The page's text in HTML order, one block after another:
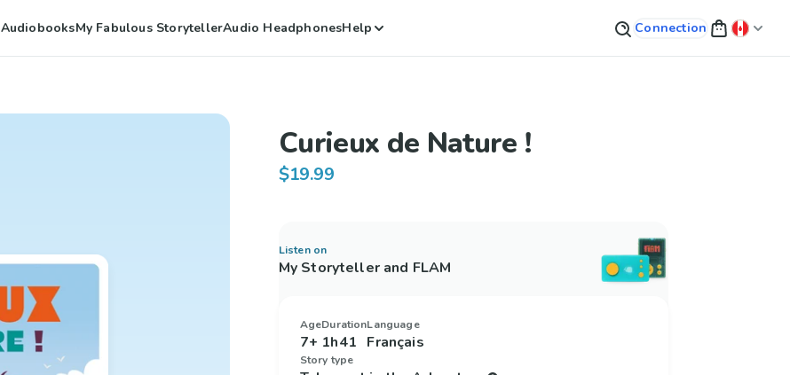
AudiobooksMy Fabulous StorytellerAudio HeadphonesHelp Connection
Curieux de Nature !
$19.99
Listen on
My Storyteller and FLAM
Age
7+
Duration
1h41
Language
Français
Story type